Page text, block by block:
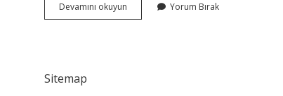
Devamını okuyun
Soğuğa
Yorum Bırak
Sitemap